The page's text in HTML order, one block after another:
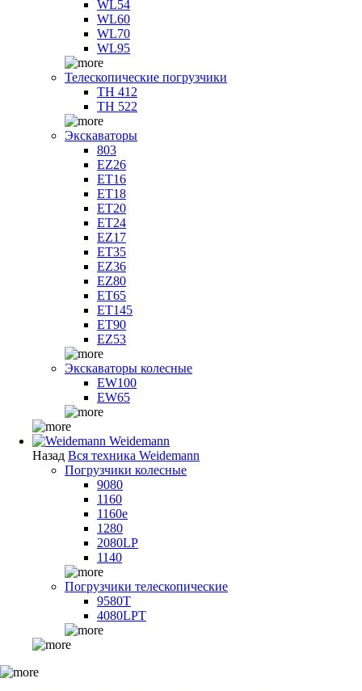
WL54
WL60
WL70
WL95
Телескопические погрузчики
TH 412
TH 522
Экскаваторы
803
EZ26
ET16
ET18
ET20
ET24
EZ17
ET35
EZ36
EZ80
ET65
ET145
ET90
EZ53
Экскаваторы колесные
EW100
EW65
Weidemann
Назад Вся техника Weidemann
Погрузчики колесные
9080
1160
1160e
1280
2080LP
1140
Погрузчики телескопические
9580T
4080LPT